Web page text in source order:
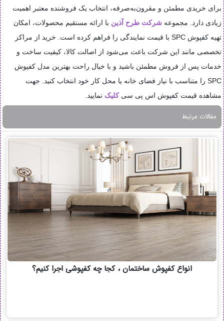
برای خریدی مطمئن و مقرون‌به‌صرفه، انتخاب یک فروشنده معتبر اهمیت
زیادی دارد. مجموعه شرکت طرح آذین با ارائه مستقیم محصولات، امکان
تهیه کفپوش SPC با قیمت نمایندگی را فراهم کرده است. خرید از مراکز
تخصصی مانند این شرکت باعث می‌شود از اصالت کالا، کیفیت ساخت و
خدمات پس از فروش مطمئن باشید و با خیال راحت بهترین مدل کفپوش
SPC را متناسب با نیاز فضای خانه یا محل کار خود انتخاب کنید. جهت
مشاهده قیمت کفپوش اس پی سیکلیک نمایید.
مقالات مرتبط
انواع کفپوش ساختمان ، کجا چه کفپوشی اجرا کنیم؟